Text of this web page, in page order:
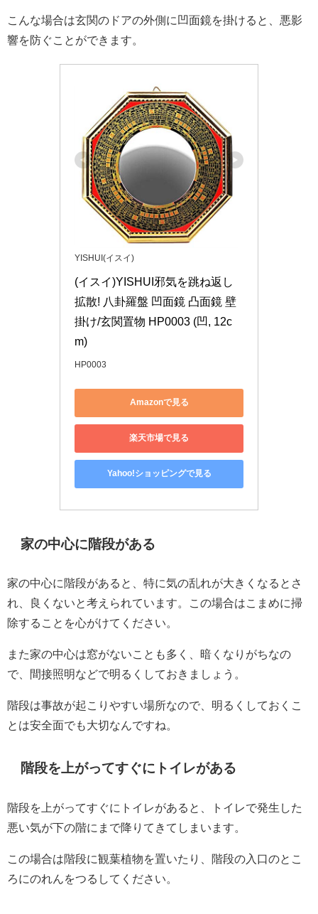
こんな場合は玄関のドアの外側に凹面鏡を掛けると、悪影
響を防ぐことができます。
YISHUI(イスイ)
(イスイ)YISHUI邪気を跳ね返し
拡散! 八卦羅盤 凹面鏡 凸面鏡 壁
掛け/玄関置物 HP0003 (凹, 12c
m)
HP0003
Amazonで見る
楽天市場で見る
Yahoo!ショッピングで見る
家の中心に階段がある
家の中心に階段があると、特に気の乱れが大きくなるとさ
れ、良くないと考えられています。この場合はこまめに掃
除することを心がけてください。
また家の中心は窓がないことも多く、暗くなりがちなの
で、間接照明などで明るくしておきましょう。
階段は事故が起こりやすい場所なので、明るくしておくこ
とは安全面でも大切なんですね。
階段を上がってすぐにトイレがある
階段を上がってすぐにトイレがあると、トイレで発生した
悪い気が下の階にまで降りてきてしまいます。
この場合は階段に観葉植物を置いたり、階段の入口のとこ
ろにのれんをつるしてください。